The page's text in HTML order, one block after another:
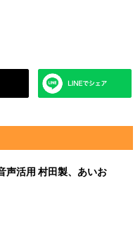
声活用 村田製、あいお